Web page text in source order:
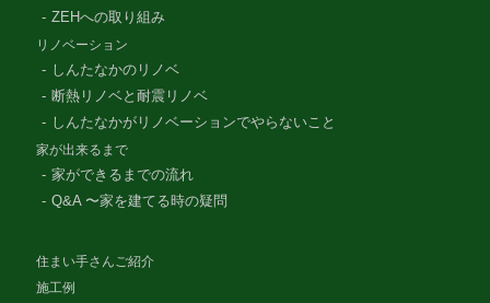
ZEHへの取り組み
リノベーション
しんたなかのリノベ
断熱リノベと耐震リノベ
しんたなかがリノベーションでやらないこと
家が出来るまで
家ができるまでの流れ
Q&A 〜家を建てる時の疑問
住まい手さんご紹介
施工例